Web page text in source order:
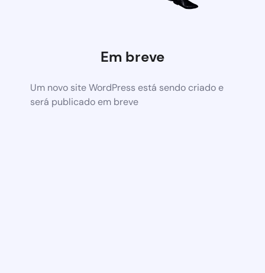
Em breve
Um novo site WordPress está sendo criado e
será publicado em breve